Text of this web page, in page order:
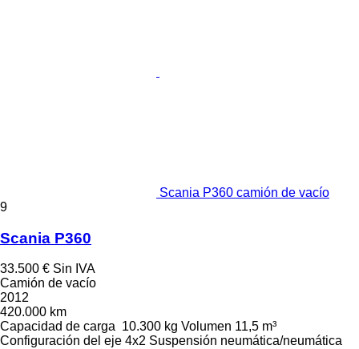
Scania P360 camión de vacío
9
Scania P360
33.500 € Sin IVA
Camión de vacío
2012
420.000 km
Capacidad de carga 10.300 kg Volumen 11,5 m³
Configuración del eje 4x2 Suspensión neumática/neumática